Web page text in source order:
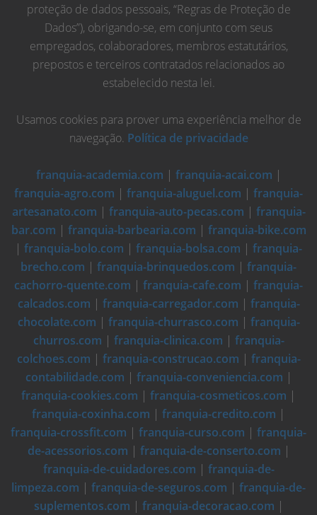
proteção de dados pessoais, “Regras de Proteção de
Dados”), obrigando-se, em conjunto com seus
empregados, colaboradores, membros estatutários,
prepostos e terceiros contratados relacionados ao
estabelecido nesta lei.
Usamos cookies para prover uma experiência melhor de
navegação. Política de privacidade
franquia-academia.com | franquia-acai.com |
franquia-agro.com | franquia-aluguel.com | franquia-
artesanato.com | franquia-auto-pecas.com | franquia-
bar.com | franquia-barbearia.com | franquia-bike.com
| franquia-bolo.com | franquia-bolsa.com | franquia-
brecho.com | franquia-brinquedos.com | franquia-
cachorro-quente.com | franquia-cafe.com | franquia-
calcados.com | franquia-carregador.com | franquia-
chocolate.com | franquia-churrasco.com | franquia-
churros.com | franquia-clinica.com | franquia-
colchoes.com | franquia-construcao.com | franquia-
contabilidade.com | franquia-conveniencia.com |
franquia-cookies.com | franquia-cosmeticos.com |
franquia-coxinha.com | franquia-credito.com |
franquia-crossfit.com | franquia-curso.com | franquia-
de-acessorios.com | franquia-de-conserto.com |
franquia-de-cuidadores.com | franquia-de-
limpeza.com | franquia-de-seguros.com | franquia-de-
suplementos.com | franquia-decoracao.com |